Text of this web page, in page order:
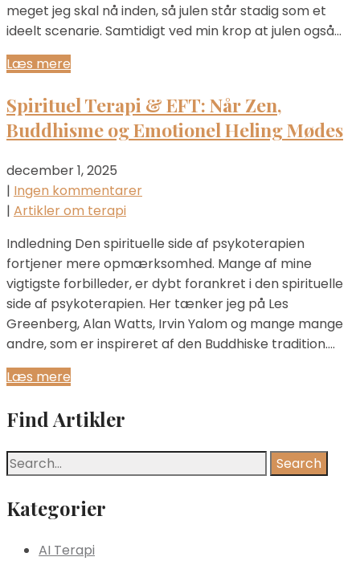
meget jeg skal nå inden, så julen står stadig som et
ideelt scenarie. Samtidigt ved min krop at julen også…
Læs mere
Spirituel Terapi & EFT: Når Zen,
Buddhisme og Emotionel Heling Mødes
december 1, 2025
| Ingen kommentarer
| Artikler om terapi
Indledning Den spirituelle side af psykoterapien
fortjener mere opmærksomhed. Mange af mine
vigtigste forbilleder, er dybt forankret i den spirituelle
side af psykoterapien. Her tænker jeg på Les
Greenberg, Alan Watts, Irvin Yalom og mange mange
andre, som er inspireret af den Buddhiske tradition….
Læs mere
Find Artikler
Kategorier
AI Terapi